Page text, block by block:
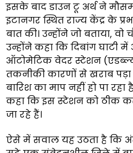
इसके बाद डाउन टू अर्थ ने
इटानगर स्थित राज्य केंद्र के
बात की। उन्होंने जो बताया, वो
उन्होंने कहा कि दिबांग घाटी
ऑटोमेटिक वेदर स्टेशन
तकनीकी कारणों से खराब
बारिश का माप नहीं हो पा रहा
कहा कि इस स्टेशन को ठीक
जा रहे हैं।
ऐसे में सवाल यह उठता है कि